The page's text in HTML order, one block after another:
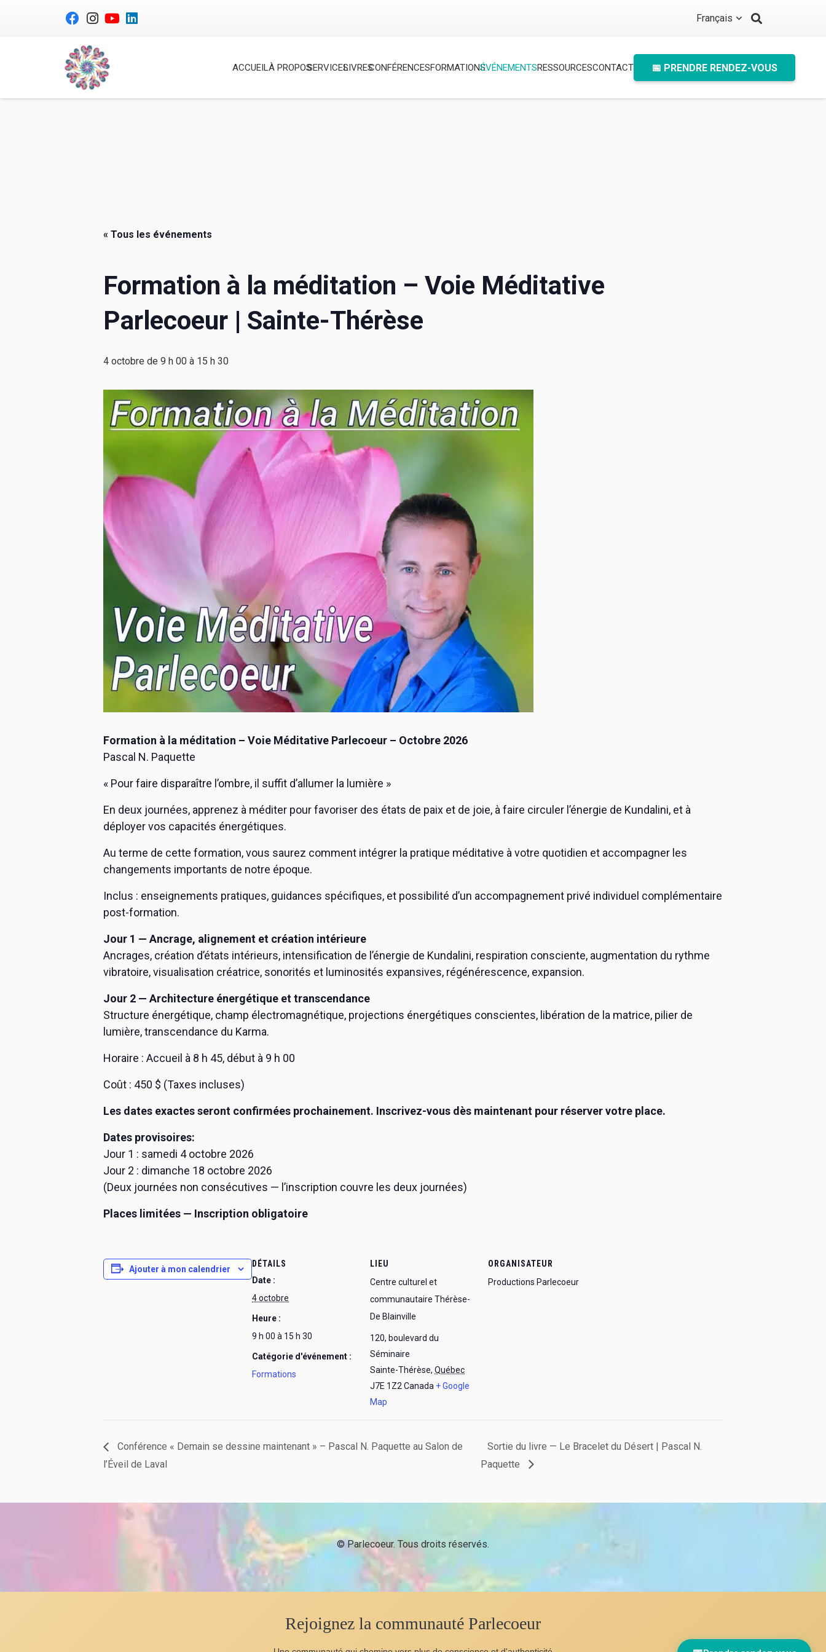
Français
ACCUEILÀ PROPOSSERVICESLIVRESCONFÉRENCESFORMATIONSÉVÉNEMENTSRESSOURCESCONTACT 📅 PRENDRE RENDEZ-VOUS
« Tous les événements
Formation à la méditation – Voie Méditative
Parlecoeur | Sainte-Thérèse
4 octobre de 9 h 00 à 15 h 30
Formation à la méditation – Voie Méditative Parlecoeur – Octobre 2026
Pascal N. Paquette
« Pour faire disparaître l’ombre, il suffit d’allumer la lumière »
En deux journées, apprenez à méditer pour favoriser des états de paix et de joie, à faire circuler l’énergie de Kundalini, et à
déployer vos capacités énergétiques.
Au terme de cette formation, vous saurez comment intégrer la pratique méditative à votre quotidien et accompagner les
changements importants de notre époque.
Inclus : enseignements pratiques, guidances spécifiques, et possibilité d’un accompagnement privé individuel complémentaire
post-formation.
Jour 1 — Ancrage, alignement et création intérieure
Ancrages, création d’états intérieurs, intensification de l’énergie de Kundalini, respiration consciente, augmentation du rythme
vibratoire, visualisation créatrice, sonorités et luminosités expansives, régénérescence, expansion.
Jour 2 — Architecture énergétique et transcendance
Structure énergétique, champ électromagnétique, projections énergétiques conscientes, libération de la matrice, pilier de
lumière, transcendance du Karma.
Horaire : Accueil à 8 h 45, début à 9 h 00
Coût : 450 $ (Taxes incluses)
Les dates exactes seront confirmées prochainement. Inscrivez-vous dès maintenant pour réserver votre place.
Dates provisoires:
Jour 1 : samedi 4 octobre 2026
Jour 2 : dimanche 18 octobre 2026
(Deux journées non consécutives — l’inscription couvre les deux journées)
Places limitées — Inscription obligatoire
Ajouter à mon calendrier
DÉTAILS
Date :
4 octobre
Heure :
9 h 00 à 15 h 30
Catégorie d'événement :
Formations
LIEU
Centre culturel et
communautaire Thérèse-
De Blainville
120, boulevard du
Séminaire
Sainte-Thérèse, Québec
J7E 1Z2 Canada + Google
Map
ORGANISATEUR
Productions Parlecoeur
Conférence « Demain se dessine maintenant » – Pascal N. Paquette au Salon de
l’Éveil de Laval
Sortie du livre — Le Bracelet du Désert | Pascal N.
Paquette
© Parlecoeur. Tous droits réservés.
Rejoignez la communauté Parlecoeur